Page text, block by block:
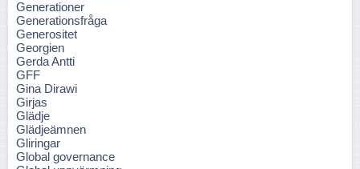
Generationer
Generationsfråga
Generositet
Georgien
Gerda Antti
GFF
Gina Dirawi
Girjas
Glädje
Glädjeämnen
Gliringar
Global governance